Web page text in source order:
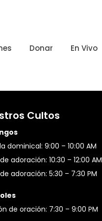
Donar En Vivo
Cultos
dominical: 9:00 – 10:00 AM
adoración: 10:30 – 12:00 AM
adoración: 5:30 – 7:30 PM
de oración: 7:30 – 9:00 PM